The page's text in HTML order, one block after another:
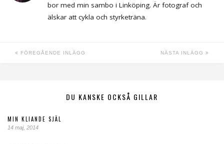
bor med min sambo i Linköping. Är fotograf och
älskar att cykla och styrketräna.
FÖREGÅENDE INLÄGG NÄSTA INLÄGG
DU KANSKE OCKSÅ GILLAR
MIN KLIANDE SJÄL
14 maj, 2014